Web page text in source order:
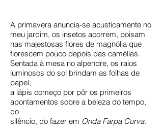
A primavera anuncia-se acusticamente no
meu jardim, os insetos acorrem, poisam
nas majestosas flores de magnólia que
florescem pouco depois das camélias.
Sentada à mesa no alpendre, os raios
luminosos do sol brindam as folhas de
papel,
a lápis começo por pôr os primeiros
apontamentos sobre a beleza do tempo,
do
silêncio, do fazer em Onda Farpa Curva.